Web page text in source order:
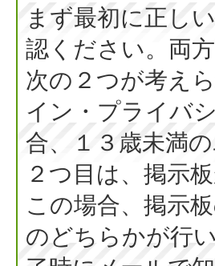
まず最初に正し
認ください。両
次の２つが考え
イン・プライバ
合、１３歳未満
２つ目は、掲示
この場合、掲示
のどちらかが行